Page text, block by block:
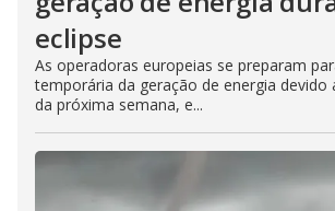
eclipse
As operadoras europeias se preparam
temporária da geração de energia devido
da próxima semana, e...